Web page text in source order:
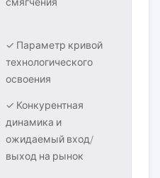
✓ Параметр кривой
технологического
освоения
✓ Конкурентная
динамика и
ожидаемый вход/
выход на рынок